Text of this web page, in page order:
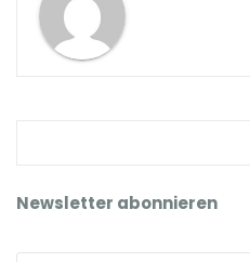
Newsletter abonnieren